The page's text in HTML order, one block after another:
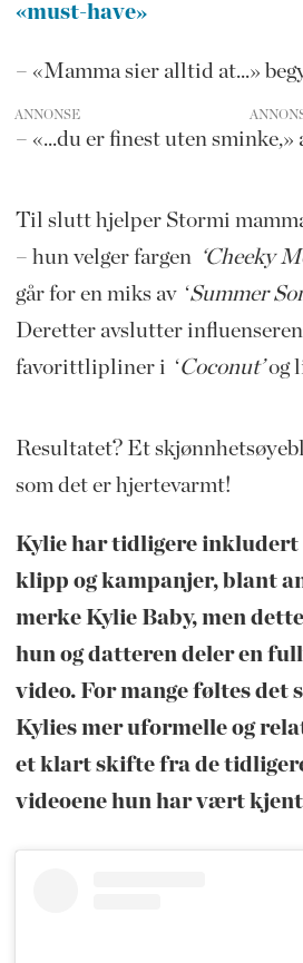
«must-have»
– «Mamma sier alltid at...»
ANNONSE
– «...du er finest uten
Til slutt hjelper Stormi
– hun velger fargen ‘Cheeky
går for en miks av ‘Summer
Deretter avslutter
favorittlipliner i ‘Coconut’og
Resultatet? Et
som det er hjertevarmt!
Kylie har tidligere inkludert
klipp og kampanjer, blant
merke Kylie Baby, men
hun og datteren deler en
video. For mange føltes det
Kylies mer uformelle og
et klart skifte fra de
videoene hun har vært